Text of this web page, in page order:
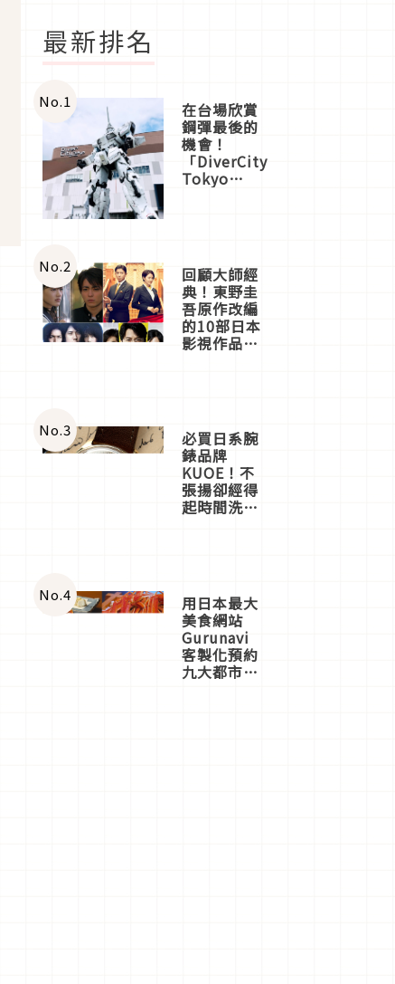
最新排名
No.1 在台場欣賞
鋼彈最後的
機會！
「DiverCity
Tokyo
體驗
No.2 回顧大師經
典！東野圭
吾原作改編
的10部日本
影視作品推
No.3 必買日系腕
錶品牌
KUOE！不
張揚卻經得
起時間洗鍊
No.4 用日本最大
美食網站
Gurunavi
客製化預約
九大都市餐